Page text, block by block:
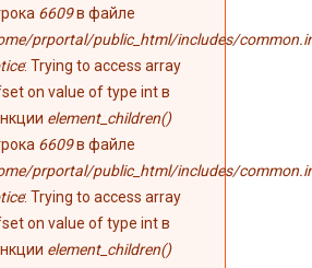
6609в файле
prportal/public_html/includes/
: Trying to access array
on value of type int в
element_children()
6609в файле
prportal/public_html/includes/
: Trying to access array
on value of type int в
element_children()